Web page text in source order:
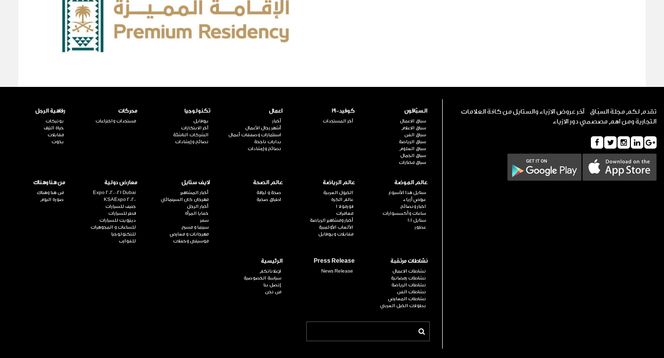
السبّاقون
سباق الاعمال
سباق الاعلام
سباق الفن
سباق الرياضة
سباق العلوم
سباق الجمال
سباق مختارات
كوفيد-19
آخر المستجدات
اعمال
أخبار
أشهر رجال الأعمال
استثمارات وصفقات أعمال
بدايات ناجحة
نصائح وإرشادات
تكنولوجيا
بروفايل
آخر الابتكارات
الشركات الناشئة
نصائح وإرشادات
محركات
مستجدات واختراعات
رفاهية الرجل
بوتيكات
حياة الترف
مقابلات
يخوت
عالم الموضة
ستايل هذا الأسبوع
عروض أزياء
اخبار ونصائح
ساعات وأكسسوارات
ستايل 101
عطور
عالم الرياضة
الخيول العربية
عالم الكرة
فورمولا 1
مغامرات
أخبار ومشاهير الرياضة
الألعاب الأولمبية
مقابلات وبروفايل
عالم الصحة
صحة و لياقة
اطباق صحية
لايف ستايل
أخبار المشاهير
مهرجان كان السينمائي
أخبار الرجل
خفايا المرأة
سفر
سينما و مسرح
مهرجانات و معارض
موسيقى وحفلات
معارض دولية
Expo 2020-21 Dubai
KSAExpo 2020
جنيف للسيارات
قطر للسيارات
ديترويت للسيارات
للساعات و المجوهرات
للتكنولوجيا
للقوارب
من هنا وهناك
من هنا وهناك
صورة اليوم
نشاطات مرتقبة
نشاطات الاعمال
نشاطات رمضانية
نشاطات الرياضة
نشاطات الفن
نشاطات المعارض
بطولات الخيل العربي
Press Release
News Release
الرئيسية
لإعلاناتكم
سياسة الخصوصية
إتصل بنا
من نحن
تقدم لكم مجلة السبّاق آخر عروض الازياء والستايل من كافة العلامات
التجارية ومن اهم مصصمي دور الازياء